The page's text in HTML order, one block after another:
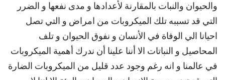
والحيوان والنبات بالمقارنة لأعدادها و مدى نفعها و الضرر
التي قد تسببه تلك الميكروبات من امراض و التي تصل
احيانا الي الوفاة في الأنسان و نفوق الحيوان و تلف
المحاصيل و النباتات الا أننا علينا أن ندرك أهمية الميكروبات
في عالمنا و انه رغم وجود عدد قليل من الميكروبات الضارة